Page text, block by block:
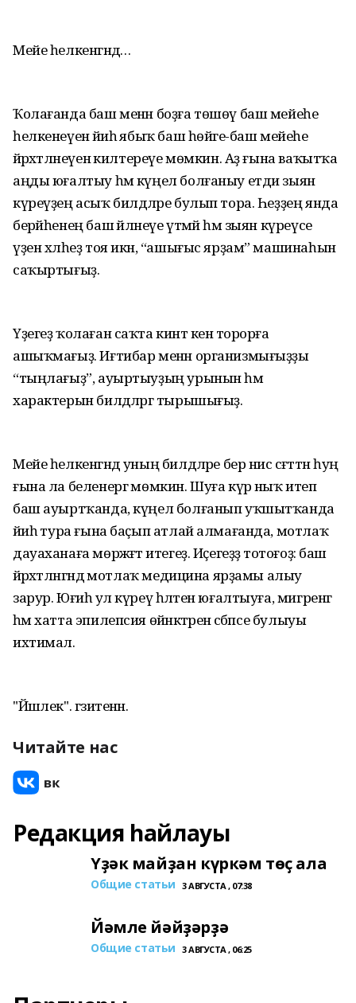
Мейе һелкенгәндә…
Ҡолағанда баш менән боҙға төшөү баш мейеһе
һелкенеүенә йәиһә ябыҡ баш һөйәге-баш мейеһе
йәрәхәтләнеүенә килтереүе мөмкин. Аҙ ғына ваҡытҡа
аңды юғалтыу һәм күңел болғаныу етди зыян
күреүҙең асыҡ билдәләре булып тора. Һеҙҙең янда
берәйһенең баш әйләнеүе үтмәй һәм зыян күреүсе
үҙен хәлһеҙ тоя икән, “ашығыс ярҙам” машинаһын
саҡыртығыҙ.
Үҙегеҙ ҡолаған саҡта кинәт кенә торорға
ашыҡмағыҙ. Иғтибар менән организмығыҙҙы
“тыңлағыҙ”, ауыртыуҙың урынын һәм
характерын билдәләргә тырышығыҙ.
Мейе һелкенгәндә уның билдәләре бер нисә сәғәттән һуң
ғына ла беленергә мөмкин. Шуға күрә ныҡ итеп
баш ауыртҡанда, күңел болғанып уҡшытҡанда
йәиһә тура ғына баҫып атлай алмағанда, мотлаҡ
дауаханаға мөрәжәғәт итегеҙ. Иҫегеҙҙә тотоғоҙ: баш
йәрәхәтләнгәндә мотлаҡ медицина ярҙамы алыу
зарур. Юғиһә ул күреү һәләтен юғалтыуға, мигренгә
һәм хатта эпилепсия өйәнәктәренә сәбәпсе булыуы
ихтимал.
"Йәшлек". гәзитенән.
Читайте нас
Редакция һайлауы
Үҙәк майҙан күркәм төҫ ала
Общие статьи 3 АВГУСТА , 07:38
Йәмле йәйҙәрҙә
Общие статьи 3 АВГУСТА , 06:25